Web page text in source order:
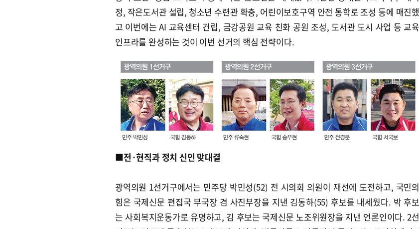
정, 작은도서관 설립, 청소년 수련관 확충, 어린이보호구역 안전 통학로 조성 등에 매진했
고 이번에는 AI 교육센터 건립, 금강공원 교육 친화 공원 조성, 도서관 도시 사업 등 교육
인프라를 완성하는 것이 이번 선거의 핵심 전략이다.
■전·현직과 정치 신인 맞대결
광역의원 1선거구에서는 민주당 박민성(52) 전 시의회 의원이 재선에 도전하고, 국민의
힘은 국제신문 편집국 부국장 겸 사진부장을 지낸 김동하(55) 후보를 내세웠다. 박 후보
는 사회복지운동가로 유명하고, 김 후보는 국제신문 노조위원장을 지낸 언론인이다. 2선